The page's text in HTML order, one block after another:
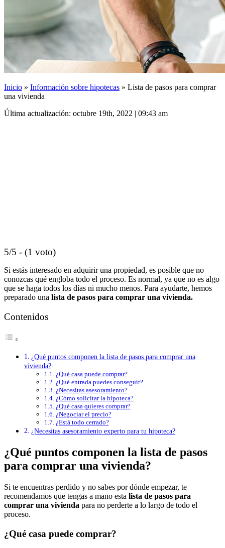
Inicio » Información sobre hipotecas » Lista de pasos para comprar
una vivienda
Última actualización: octubre 19th, 2022 | 09:43 am
5/5 - (1 voto)
Si estás interesado en adquirir una propiedad, es posible que no
conozcas qué engloba todo el proceso. Es normal, ya que no es algo
que se haga todos los días ni mucho menos. Para ayudarte, hemos
preparado una lista de pasos para comprar una vivienda.
Contenidos
¿Qué puntos componen la lista de pasos para comprar una
vivienda?
¿Qué casa puede comprar?
¿Qué entrada puedes conseguir?
¿Necesitas asesoramiento?
¿Cómo solicitar la hipoteca?
¿Qué casa quieres comprar?
¿Negociar el precio?
¿Está todo cerrado?
¿Necesitas asesoramiento experto para tu hipoteca?
¿Qué puntos componen la lista de pasos
para comprar una vivienda?
Si te encuentras perdido y no sabes por dónde empezar, te
recomendamos que tengas a mano esta lista de pasos para
comprar una vivienda para no perderte a lo largo de todo el
proceso.
¿Qué casa puede comprar?